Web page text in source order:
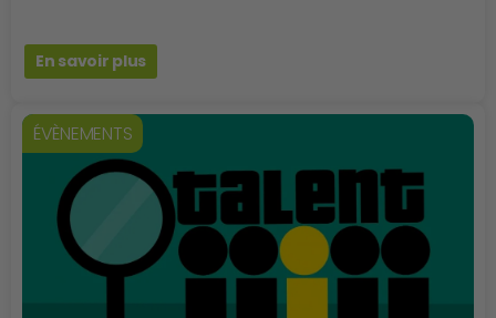
En savoir plus
ÉVÈNEMENTS